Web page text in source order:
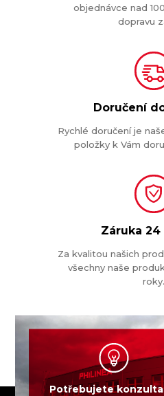
objednávce nad
dopravu
Doručení
Rychlé doručení je
položky k Vám
Záruka 24
Za kvalitou našich
všechny naše
roky.
Potřebujete